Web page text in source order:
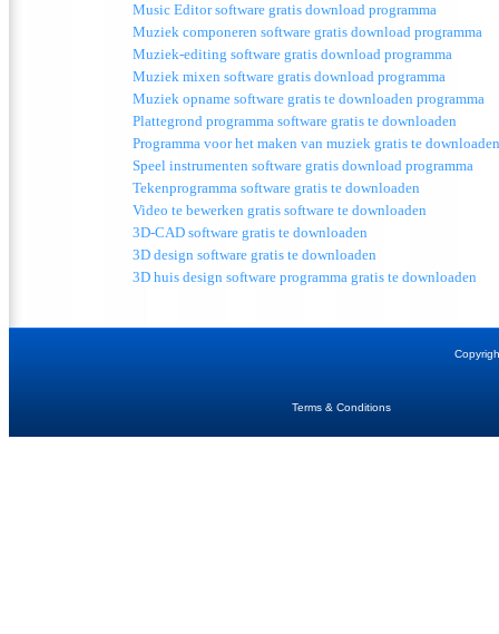
Music Editor software gratis download programma
Muziek componeren software gratis download programma
Muziek-editing software gratis download programma
Muziek mixen software gratis download programma
Muziek opname software gratis te downloaden programma
Plattegrond programma software gratis te downloaden
Programma voor het maken van muziek gratis te
Speel instrumenten software gratis download programma
Tekenprogramma software gratis te downloaden
Video te bewerken gratis software te downloaden
3D-CAD software gratis te downloaden
3D design software gratis te downloaden
3D huis design software programma gratis te downloaden
Terms & Conditions